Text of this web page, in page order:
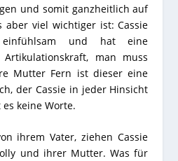
und somit ganzheitlich auf
aber viel wichtiger ist: Cassie
einfühlsam und hat eine
man muss
Mutter Fern ist dieser eine
der Cassie in jeder Hinsicht
keine Worte.
ihrem Vater, ziehen Cassie
und ihrer Mutter. Was für